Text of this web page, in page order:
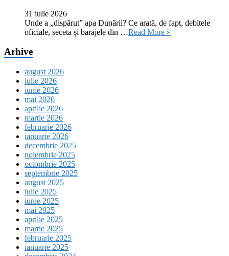
31 iulie 2026
Unde a „dispărut” apa Dunării? Ce arată, de fapt, debitele
oficiale, seceta și barajele din …Read More »
Arhive
august 2026
iulie 2026
iunie 2026
mai 2026
aprilie 2026
martie 2026
februarie 2026
ianuarie 2026
decembrie 2025
noiembrie 2025
octombrie 2025
septembrie 2025
august 2025
iulie 2025
iunie 2025
mai 2025
aprilie 2025
martie 2025
februarie 2025
ianuarie 2025